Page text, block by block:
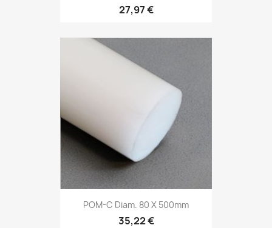
27,97 €
POM-C Diam. 80 X 500mm
35,22 €